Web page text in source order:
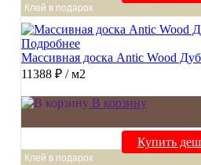
Клей в подарок
Подробнее
Массивная доска Antic Wood
11388 ₽ / м2
В корзину
Купить
Клей в подарок